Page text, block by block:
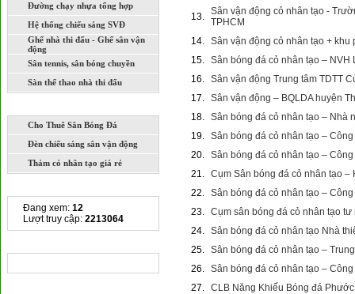
Đường chạy nhựa tổng hợp
Hệ thống chiếu sáng SVĐ
Ghế nhà thi đấu - Ghế sân vận
động
Sân tennis, sân bóng chuyền
Sàn thể thao nhà thi đấu
Cho Thuê Sân Bóng Đá
Đèn chiếu sáng sân vận động
Thảm cỏ nhân tạo giá rẻ
Đang xem: 12
Lượt truy cập: 2213064
13. Sân vận động cỏ nhân tạo -
TPHCM
14. Sân vận động cỏ nhân tạo +
15. Sân bóng đá cỏ nhân tạo –
16. Sân vận động Trung tâm TDTT
17. Sân vận động – BQLDA huyện
18. Sân bóng đá cỏ nhân tạo – Nhà
19. Sân bóng đá cỏ nhân tạo –
20. Sân bóng đá cỏ nhân tạo –
21. Cụm Sân bóng đá cỏ nhân tạo –
22. Sân bóng đá cỏ nhân tạo –
23. Cụm sân bóng đá cỏ nhân tạo
24. Sân bóng đá cỏ nhân tạo Nhà
25. Sân bóng đá cỏ nhân tạo –
26. Sân bóng đá cỏ nhân tạo –
27. CLB Năng Khiếu Bóng đá